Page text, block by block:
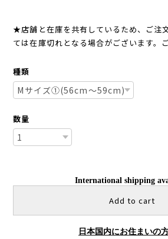
★店舗と在庫を共有しているため、ご注
ては在庫切れとなる場合がございます。
種類
数量
International shipping
Add to cart
日本国内にお住まいの